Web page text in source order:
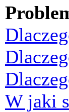
W jaki